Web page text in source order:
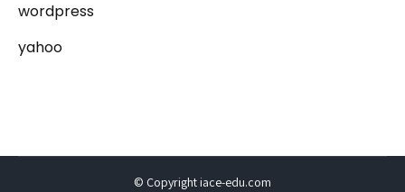
wordpress
yahoo
© Copyright iace-edu.com